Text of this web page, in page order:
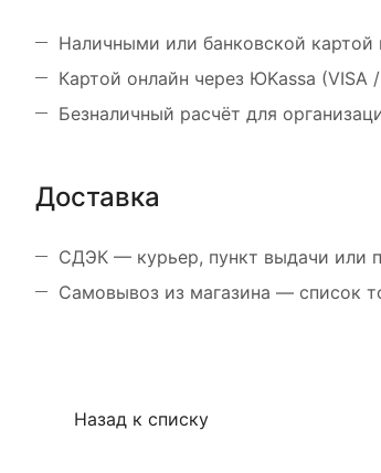
Наличными или банковской
Картой онлайн через ЮKassa
Безналичный расчёт для
Доставка
СДЭК — курьер, пункт выдачи или
Самовывоз из магазина — список
Назад к списку